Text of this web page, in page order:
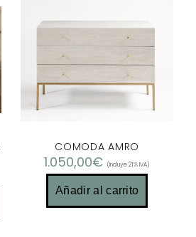
COMODA AMRO
1.050,00€ (Incluye 21% IVA)
Añadir al carrito